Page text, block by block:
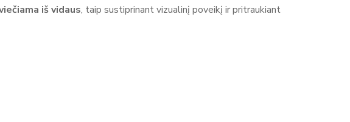
iš vidaus, taip sustiprinant vizualinį poveikį ir pritraukiant